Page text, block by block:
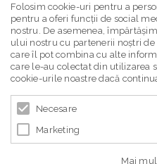
newsletter
Folosim cookie-uri pentru a
pentru a oferi funcții de social
nostru. De asemenea,
ului nostru cu partenerii noștri
care îl pot combina cu alte
care le-au colectat din utilizarea
cookie-urile noastre dacă
Necesare
Marketing
Mai